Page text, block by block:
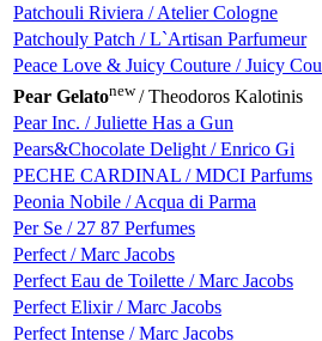
Patchouli Riviera / Atelier Cologne
Patchouly Patch / L`Artisan Parfumeur
Peace Love & Juicy Couture / Juicy
Pear Gelatonew/ Theodoros Kalotinis
Pear Inc. / Juliette Has a Gun
Pears&Chocolate Delight / Enrico Gi
PECHE CARDINAL / MDCI Parfums
Peonia Nobile / Acqua di Parma
Per Se / 27 87 Perfumes
Perfect / Marc Jacobs
Perfect Eau de Toilette / Marc Jacobs
Perfect Elixir / Marc Jacobs
Perfect Intense / Marc Jacobs